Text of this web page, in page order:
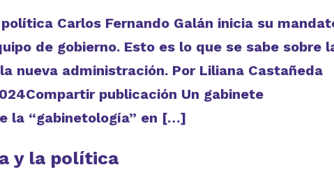
Carlos Fernando Galán inicia su
de gobierno. Esto es lo que se sabe sobre
nueva administración. Por Liliana Castañeda
publicación Un gabinete
la “gabinetología” en […]
y la política